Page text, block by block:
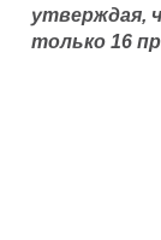
утверждая,
только 16